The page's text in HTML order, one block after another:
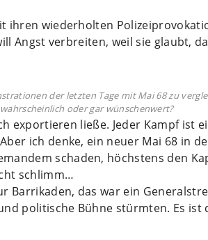
ihren wiederholten
Angst verbreiten, weil sie glaubt,
der letzten Tage mit Mai 68 zu
oder gar wünschenwert?
exportieren ließe. Jeder Kampf ist
ich denke, ein neuer Mai 68 in
schaden, höchstens den
schlimm…
Barrikaden, das war ein
politische Bühne stürmten. Es ist